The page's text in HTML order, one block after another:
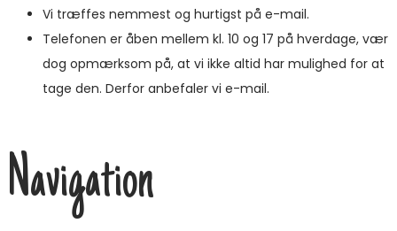
Vi træffes nemmest og hurtigst på e-mail.
Telefonen er åben mellem kl. 10 og 17 på hverdage, vær
dog opmærksom på, at vi ikke altid har mulighed for at
tage den. Derfor anbefaler vi e-mail.
Navigation